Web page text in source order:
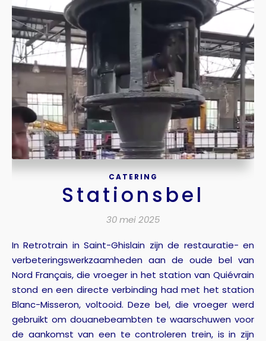
CATERING
Stationsbel
30 mei 2025
In Retrotrain in Saint-Ghislain zijn de restauratie- en
verbeteringswerkzaamheden aan de oude bel van
Nord Français, die vroeger in het station van Quiévrain
stond en een directe verbinding had met het station
Blanc-Misseron, voltooid. Deze bel, die vroeger werd
gebruikt om douanebeambten te waarschuwen voor
de aankomst van een te controleren trein, is in zijn